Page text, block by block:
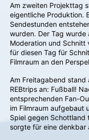
Am zweiten Projekttag
eigentliche Produktion.
Sendestunden
wurden. Der Tag wurde
Moderation und Schnitt
für diesen Tag für
Filmraum an den
Am Freitagabend stand
REBtrips an: Fußball!
entsprechenden Fan-
im Filmraum aufgebaut
Spiel gegen Schottland
sorgte für eine denkbar